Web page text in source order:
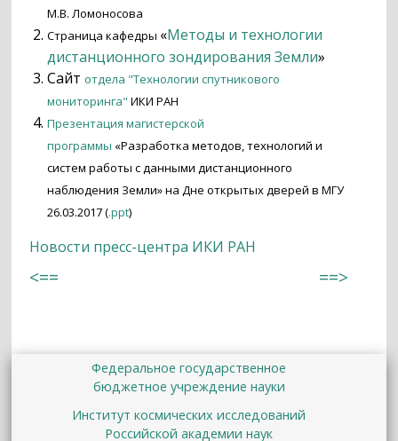
М.В. Ломоносова
Страница кафедры «Методы и технологии
дистанционного зондирования Земли»
Сайтотдела "Технологии спутникового
мониторинга" ИКИ РАН
Презентация магистерской
программы «Разработка методов, технологий и
систем работы с данными дистанционного
наблюдения Земли» на Дне открытых дверей в МГУ
26.03.2017 (.ppt)
Новости пресс-центра ИКИ РАН
<== ==>
Федеральное государственное
бюджетное учреждение науки
Институт космических исследований
Российской академии наук